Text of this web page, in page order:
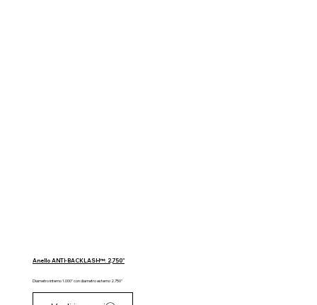
Anello ANTI-BACKLASH™: 2,750"
Diametro interno 1.000" con diametro esterno 2.750"